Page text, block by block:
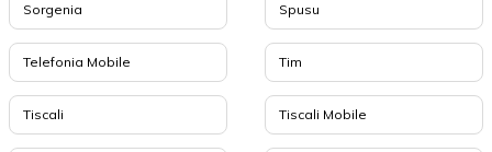
Sorgenia Spusu
Telefonia Mobile Tim
Tiscali Tiscali Mobile